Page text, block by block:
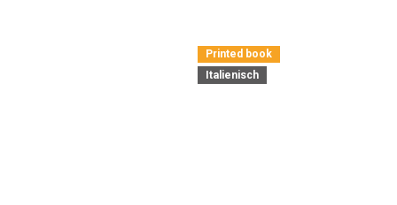
Printed book
Italienisch